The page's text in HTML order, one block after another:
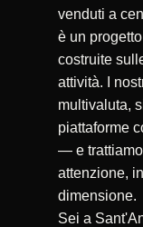
venduti a
è un
costruite
attività. I
multivaluta,
piattaforme
— e
attenzione,
dimensione.
Sei a